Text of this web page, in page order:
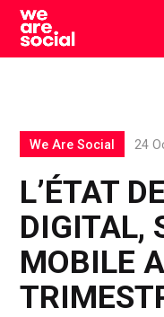
Skip
content
L’ÉTAT
DIGITAL,
MOBILE
We Are Social 24